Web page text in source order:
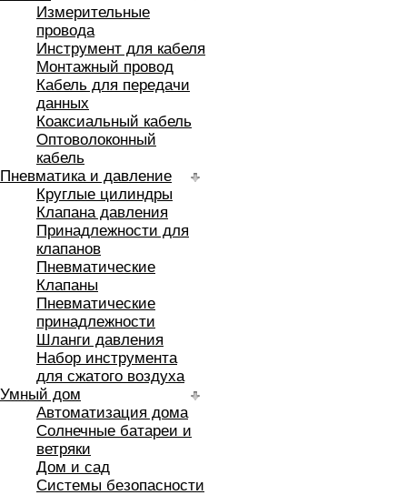
Измерительные
провода
Инструмент для кабеля
Монтажный провод
Кабель для передачи
данных
Коаксиальный кабель
Оптоволоконный
кабель
Пневматика и давление
Круглые цилиндры
Клапана давления
Принадлежности для
клапанов
Пневматические
Клапаны
Пневматические
принадлежности
Шланги давления
Набор инструмента
для сжатого воздуха
Умный дом
Автоматизация дома
Солнечные батареи и
ветряки
Дом и сад
Системы безопасности